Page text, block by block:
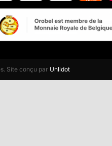
Site conçu par Unlidot